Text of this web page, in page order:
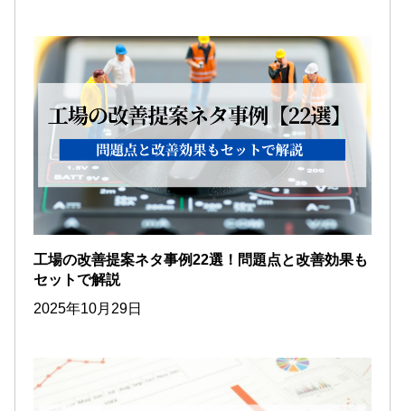
工場の改善提案ネタ事例22選！問題点と改善効果も
セットで解説
2025年10月29日